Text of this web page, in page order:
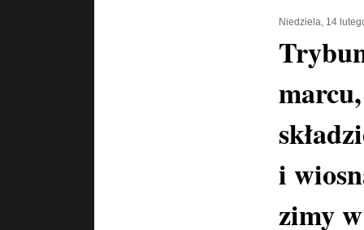
Niedziela, 14
i
zimy